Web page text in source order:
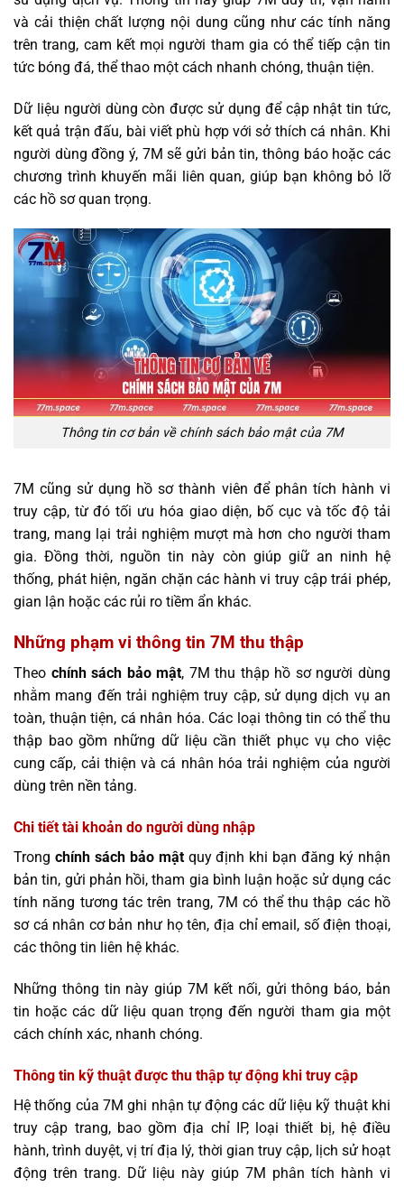
và cải thiện chất lượng nội dung cũng như các tính năng
trên trang, cam kết mọi người tham gia có thể tiếp cận tin
tức bóng đá, thể thao một cách nhanh chóng, thuận tiện.
Dữ liệu người dùng còn được sử dụng để cập nhật tin tức,
kết quả trận đấu, bài viết phù hợp với sở thích cá nhân. Khi
người dùng đồng ý, 7M sẽ gửi bản tin, thông báo hoặc các
chương trình khuyến mãi liên quan, giúp bạn không bỏ lỡ
các hồ sơ quan trọng.
Thông tin cơ bản về chính sách bảo mật của 7M
7M cũng sử dụng hồ sơ thành viên để phân tích hành vi
truy cập, từ đó tối ưu hóa giao diện, bố cục và tốc độ tải
trang, mang lại trải nghiệm mượt mà hơn cho người tham
gia. Đồng thời, nguồn tin này còn giúp giữ an ninh hệ
thống, phát hiện, ngăn chặn các hành vi truy cập trái phép,
gian lận hoặc các rủi ro tiềm ẩn khác.
Những phạm vi thông tin 7M thu thập
Theo chính sách bảo mật, 7M thu thập hồ sơ người dùng
nhằm mang đến trải nghiệm truy cập, sử dụng dịch vụ an
toàn, thuận tiện, cá nhân hóa. Các loại thông tin có thể thu
thập bao gồm những dữ liệu cần thiết phục vụ cho việc
cung cấp, cải thiện và cá nhân hóa trải nghiệm của người
dùng trên nền tảng.
Chi tiết tài khoản do người dùng nhập
Trong chính sách bảo mật quy định khi bạn đăng ký nhận
bản tin, gửi phản hồi, tham gia bình luận hoặc sử dụng các
tính năng tương tác trên trang, 7M có thể thu thập các hồ
sơ cá nhân cơ bản như họ tên, địa chỉ email, số điện thoại,
các thông tin liên hệ khác.
Những thông tin này giúp 7M kết nối, gửi thông báo, bản
tin hoặc các dữ liệu quan trọng đến người tham gia một
cách chính xác, nhanh chóng.
Thông tin kỹ thuật được thu thập tự động khi truy cập
Hệ thống của 7M ghi nhận tự động các dữ liệu kỹ thuật khi
truy cập trang, bao gồm địa chỉ IP, loại thiết bị, hệ điều
hành, trình duyệt, vị trí địa lý, thời gian truy cập, lịch sử hoạt
động trên trang. Dữ liệu này giúp 7M phân tích hành vi